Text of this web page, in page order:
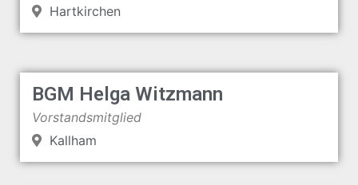
Hartkirchen
BGM Helga Witzmann
Vorstandsmitglied
Kallham